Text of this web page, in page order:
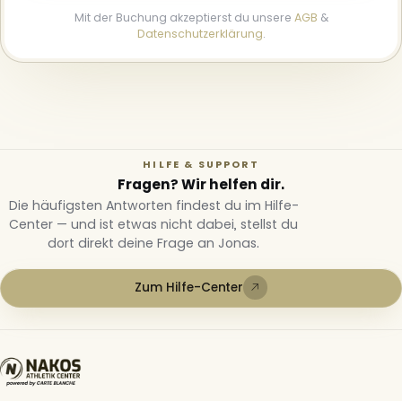
Mit der Buchung akzeptierst du unsere AGB &
Datenschutzerklärung.
HILFE & SUPPORT
Fragen? Wir helfen dir.
Die häufigsten Antworten findest du im Hilfe-
Center — und ist etwas nicht dabei, stellst du
dort direkt deine Frage an Jonas.
Zum Hilfe-Center